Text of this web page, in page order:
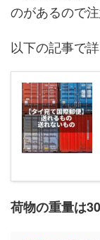
のがあるので
以下の記事で
荷物の重量は